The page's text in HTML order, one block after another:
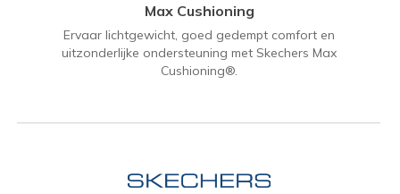
Max Cushioning
Ervaar lichtgewicht, goed gedempt comfort en
uitzonderlijke ondersteuning met Skechers Max
Cushioning®.